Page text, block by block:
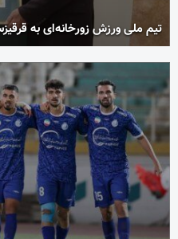
تیم ملی ورزش زورخانه‌ای به